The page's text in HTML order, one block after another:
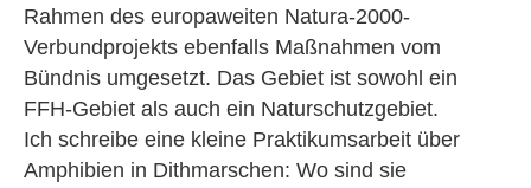
Rahmen des europaweiten Natura-2000-
Verbundprojekts ebenfalls Maßnahmen vom
Bündnis umgesetzt. Das Gebiet ist sowohl ein
FFH-Gebiet als auch ein Naturschutzgebiet.
Ich schreibe eine kleine Praktikumsarbeit über
Amphibien in Dithmarschen: Wo sind sie